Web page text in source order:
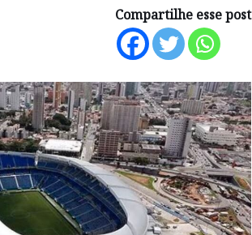
Compartilhe esse post